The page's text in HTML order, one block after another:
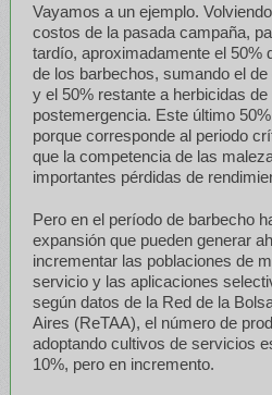
Vayamos a un ejemplo.
costos de la pasada campaña,
tardío, aproximadamente el 50%
de los barbechos, sumando el
y el 50% restante a herbicidas
postemergencia. Este último
porque corresponde al periodo
que la competencia de las
importantes pérdidas de
Pero en el período de barbecho
expansión que pueden generar
incrementar las poblaciones de
servicio y las aplicaciones
según datos de la Red de la
Aires (ReTAA), el número de
adoptando cultivos de servicios
10%, pero en incremento.